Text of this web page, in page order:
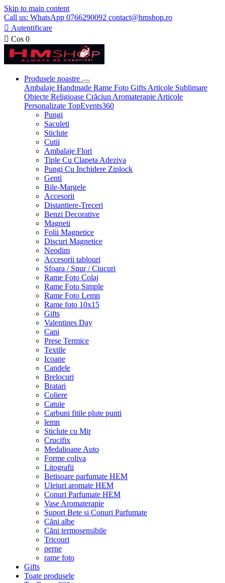
Skip to main content
Call us: WhatsApp 0766290092 contact@hmshop.ro
 Autentificare
 Cos 0
Produsele noastre
Ambalaje Handmade Rame Foto Gifts Articole Sublimare
Obiecte Religioase Crăciun Aromaterapie Articole
Personalizate TopEvents360
Pungi
Saculeti
Sticlute
Cutii
Ambalaje Flori
Tiple Cu Clapeta Adeziva
Pungi Cu Inchidere Ziplock
Genti
Bile-Margele
Accesorii
Distantiere-Treceri
Benzi Decorative
Magneti
Folii Magnetice
Discuri Magnetice
Neodim
Accesorii tablouri
Sfoara / Snur / Ciucuri
Rame Foto Colaj
Rame Foto Simple
Rame Foto Lemn
Rame foto 10x15
Gifts
Valentines Day
Cani
Prese Termice
Textile
Icoane
Candele
Brelocuri
Bratari
Coliere
Catuie
Carbuni fitile plute punti
lemn
Sticlute cu Mir
Crucifix
Medalioane Auto
Forme coliva
Litografii
Betisoare parfumate HEM
Uleiuri aromate HEM
Conuri Parfumate HEM
Vase Aromaterapie
Suport Bete si Conuri Parfumate
Căni albe
Căni termosensibile
Tricouri
perne
rame foto
Gifts
Toate produsele